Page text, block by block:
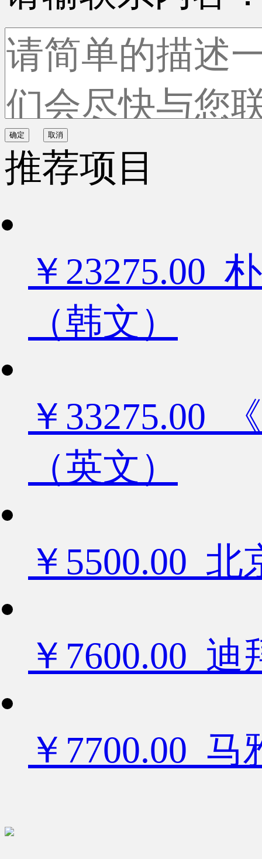
确定 取消
推荐项目
￥23275.00
（韩文）
￥33275.00
（英文）
￥5500.00
￥7600.00
￥7700.00 马